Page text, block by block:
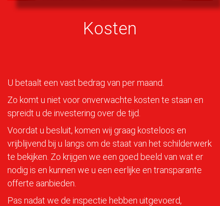
Kosten
U betaalt een vast bedrag van per maand.
Zo komt u niet voor onverwachte kosten te staan en
spreidt u de investering over de tijd.
Voordat u besluit, komen wij graag kosteloos en
vrijblijvend bij u langs om de staat van het schilderwerk
te bekijken. Zo krijgen we een goed beeld van wat er
nodig is en kunnen we u een eerlijke en transparante
offerte aanbieden.
Pas nadat we de inspectie hebben uitgevoerd,